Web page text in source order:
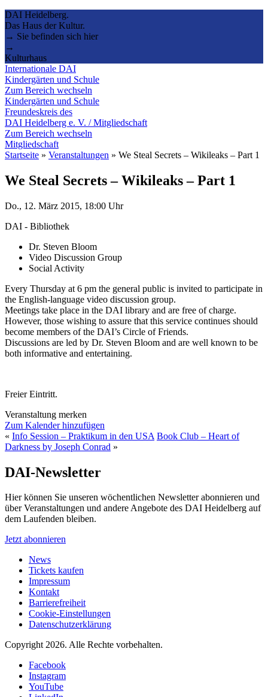
DAI Heidelberg.
Das Haus der Kultur.
→ Sie befinden sich hier
→
Kulturhaus
Internationale DAI
Kindergärten und Schule
Zum Bereich wechseln
Kindergärten und Schule
Freundeskreis des
DAI Heidelberg e. V. / Mitgliedschaft
Zum Bereich wechseln
Mitgliedschaft
Startseite » Veranstaltungen » We Steal Secrets – Wikileaks – Part 1
We Steal Secrets – Wikileaks – Part 1
Do., 12. März 2015, 18:00 Uhr
DAI - Bibliothek
Dr. Steven Bloom
Video Discussion Group
Social Activity
Every Thursday at 6 pm the general public is invited to participate in
the English-language video discussion group.
Meetings take place in the DAI library and are free of charge.
However, those wishing to assure that this service continues should
become members of the DAI’s Circle of Friends.
Discussions are led by Dr. Steven Bloom and are well known to be
both informative and entertaining.
Freier Eintritt.
Veranstaltung merken
Zum Kalender hinzufügen
« Info Session – Praktikum in den USA Book Club – Heart of
Darkness by Joseph Conrad »
DAI-Newsletter
Hier können Sie unseren wöchentlichen Newsletter abonnieren und
über Veranstaltungen und andere Angebote des DAI Heidelberg auf
dem Laufenden bleiben.
Jetzt abonnieren
News
Tickets kaufen
Impressum
Kontakt
Barrierefreiheit
Cookie-Einstellungen
Datenschutzerklärung
Copyright 2026. Alle Rechte vorbehalten.
Facebook
Instagram
YouTube